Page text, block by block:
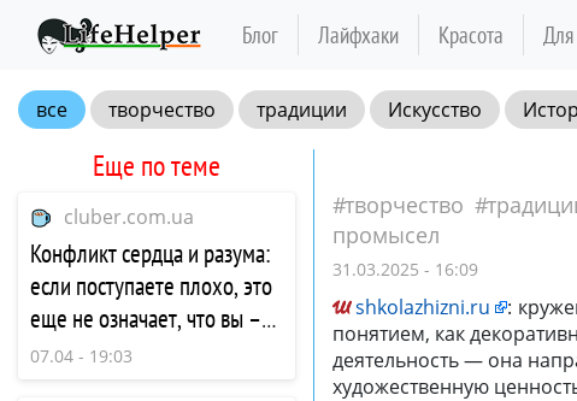
Блог Лайфхаки Красота
все творчество традиции Искусство
Еще по теме
cluber.com.ua
Конфликт сердца и разума:
если поступаете плохо, это
еще не означает, что вы –
плохой человек
07.04 - 19:03
творчество
промысел
31.03.2025 - 16:09
shkolazhizni.ru :
понятием, как
деятельность — она
художественную